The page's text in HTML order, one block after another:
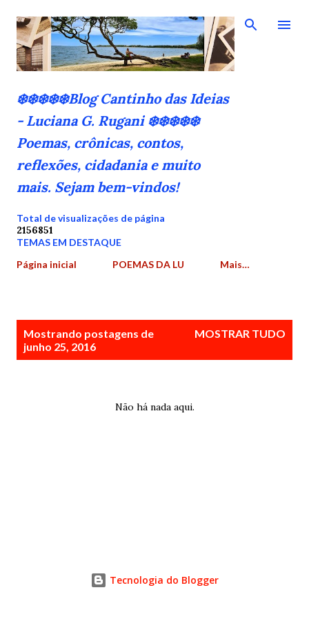
Pular para o conteúdo principal
❄️❄️❄️❄️❄️Blog Cantinho das Ideias
- Luciana G. Rugani ❄️❄️❄️❄️❄️
Poemas, crônicas, contos,
reflexões, cidadania e muito
mais. Sejam bem-vindos!
Total de visualizações de página
2156851
TEMAS EM DESTAQUE
Página inicial
POEMAS DA LU Mais…
Mostrando postagens de
junho 25, 2016
MOSTRAR TUDO
Não há nada aqui.
Tecnologia do Blogger